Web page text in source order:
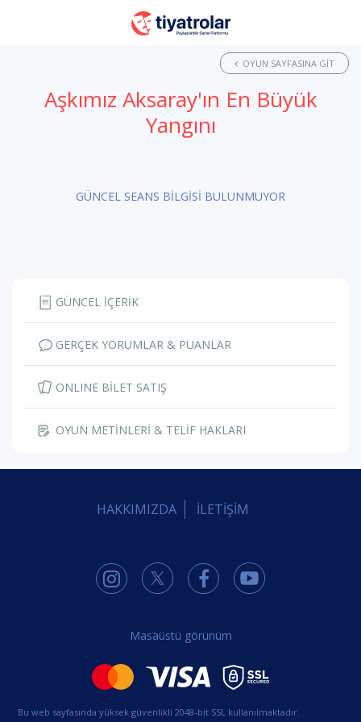
OYUN SAYFASINA GIT
Aşkımız Aksaray'ın En Büyük
Yangını
GÜNCEL SEANS BİLGİSİ BULUNMUYOR
GÜNCEL İÇERİK
GERÇEK YORUMLAR & PUANLAR
ONLINE BİLET SATIŞ
OYUN METİNLERİ & TELİF HAKLARI
HAKKIMIZDA İLETİŞİM
Masaüstü görünüm
Bu web sayfasında yüksek güvenlikli 2048-bit SSL kullanılmaktadır.